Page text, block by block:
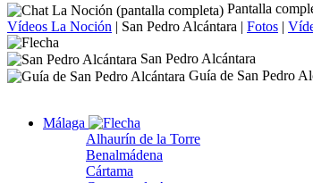
Pantalla
Vídeos La Noción | San Pedro Alcántara | Fotos |
San Pedro Alcántara
Guía de San Pedro
Málaga
Alhaurín de la Torre
Benalmádena
Cártama